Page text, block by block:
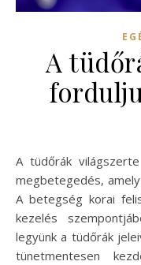
A
A tüdőrák világszerte az egyik leggyakoribb daganatos
megbetegedés,
A betegség korai
kezelés
legyünk a tüdőrák
tünetmentesen